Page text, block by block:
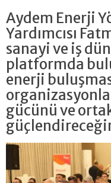
Aydem Enerji
Yardımcısı
sanayi ve iş
platformda
enerji
gücünü ve